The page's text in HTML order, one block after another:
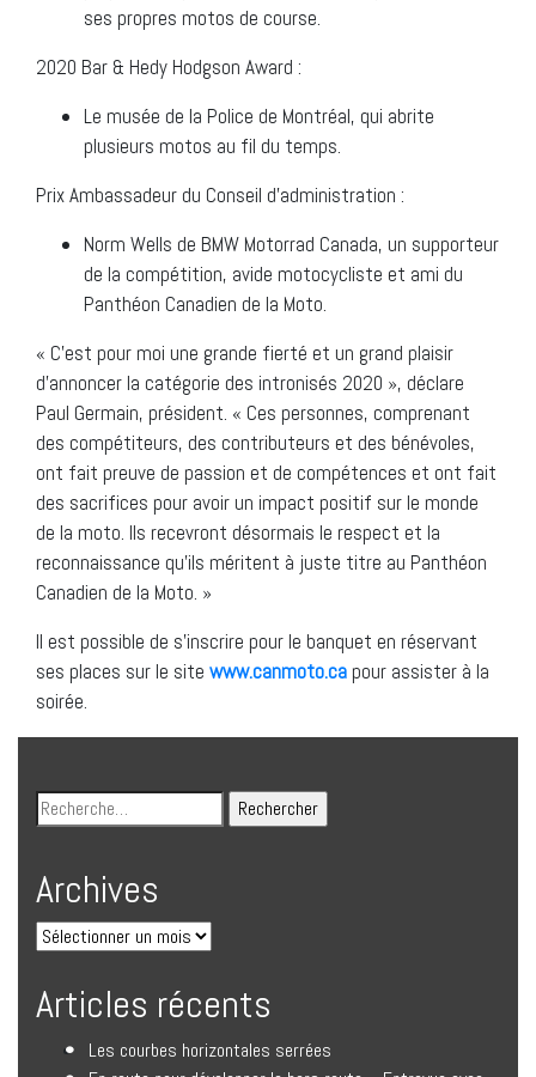
ses propres motos de course.
2020 Bar & Hedy Hodgson Award :
Le musée de la Police de Montréal, qui abrite
plusieurs motos au fil du temps.
Prix Ambassadeur du Conseil d’administration :
Norm Wells de BMW Motorrad Canada, un supporteur
de la compétition, avide motocycliste et ami du
Panthéon Canadien de la Moto.
« C’est pour moi une grande fierté et un grand plaisir
d’annoncer la catégorie des intronisés 2020 », déclare
Paul Germain, président. « Ces personnes, comprenant
des compétiteurs, des contributeurs et des bénévoles,
ont fait preuve de passion et de compétences et ont fait
des sacrifices pour avoir un impact positif sur le monde
de la moto. Ils recevront désormais le respect et la
reconnaissance qu’ils méritent à juste titre au Panthéon
Canadien de la Moto. »
Il est possible de s’inscrire pour le banquet en réservant
ses places sur le site www.canmoto.ca pour assister à la
soirée.
Archives
Articles récents
Les courbes horizontales serrées